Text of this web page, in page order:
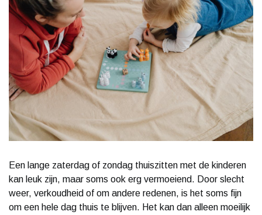
Een lange zaterdag of zondag thuiszitten met de kinderen
kan leuk zijn, maar soms ook erg vermoeiend. Door slecht
weer, verkoudheid of om andere redenen, is het soms fijn
om een hele dag thuis te blijven. Het kan dan alleen moeilijk